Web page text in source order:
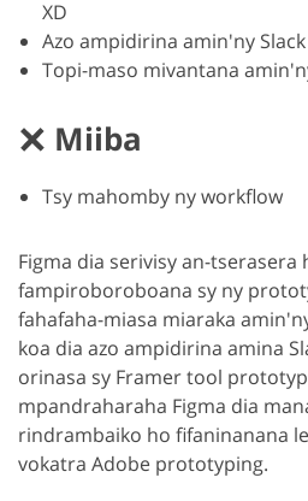
XD
Azo ampidirina amin'ny Slack
Topi-maso mivantana
Miiba
Tsy mahomby ny workflow
Figma dia serivisy an-tserasera
fampiroboroboana sy ny
fahafaha-miasa miaraka
koa dia azo ampidirina amina
orinasa sy Framer tool
mpandraharaha Figma dia
rindrambaiko ho fifaninanana
vokatra Adobe prototyping.